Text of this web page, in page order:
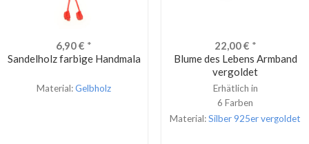
6,90€ *
Sandelholz farbige Handmala
Material:Gelbholz
22,00€ *
Blume des Lebens Armband
vergoldet
Erhätlich in
6 Farben
Material:Silber 925er vergoldet